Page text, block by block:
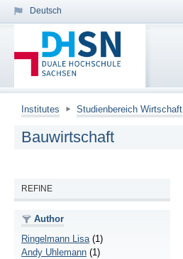
Deutsch
Institutes Studienbereich Wirtschaft
Bauwirtschaft
REFINE
Author
Ringelmann Lisa (1)
Andy Uhlemann (1)